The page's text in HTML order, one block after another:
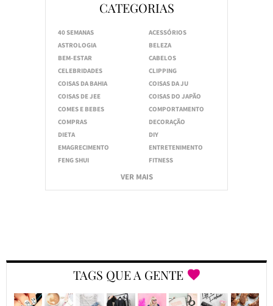
CATEGORIAS
40 SEMANAS
ACESSÓRIOS
ASTROLOGIA
BELEZA
BEM-ESTAR
CABELOS
CELEBRIDADES
CLIPPING
COISAS DA BAHIA
COISAS DA JU
COISAS DE JEE
COISAS DO JAPÃO
COMES E BEBES
COMPORTAMENTO
COMPRAS
DECORAÇÃO
DIETA
DIY
EMAGRECIMENTO
ENTRETENIMENTO
FENG SHUI
FITNESS
VER MAIS
TAGS QUE A GENTE